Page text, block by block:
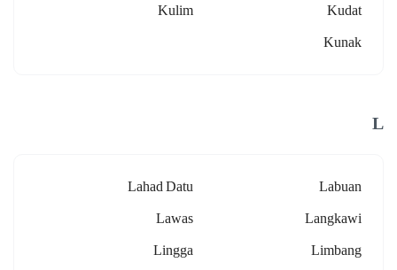
Kudat
Kulim
Kunak
L
Labuan
Lahad Datu
Langkawi
Lawas
Limbang
Lingga